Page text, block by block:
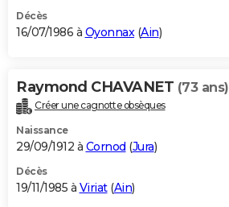
Décès
16/07/1986 à Oyonnax(Ain)
Raymond CHAVANET (73 ans)
Créer une cagnotte obsèques
Naissance
29/09/1912 à Cornod (Jura)
Décès
19/11/1985 à Viriat(Ain)